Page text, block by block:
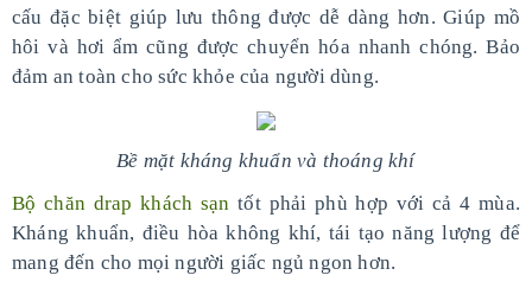
cấu đặc biệt giúp lưu thông được dễ dàng hơn. Giúp mồ
hôi và hơi ẩm cũng được chuyển hóa nhanh chóng. Bảo
đảm an toàn cho sức khỏe của người dùng.
Bề mặt kháng khuẩn và thoáng khí
Bộ chăn drap khách sạn tốt phải phù hợp với cả 4 mùa.
Kháng khuẩn, điều hòa không khí, tái tạo năng lượng để
mang đến cho mọi người giấc ngủ ngon hơn.